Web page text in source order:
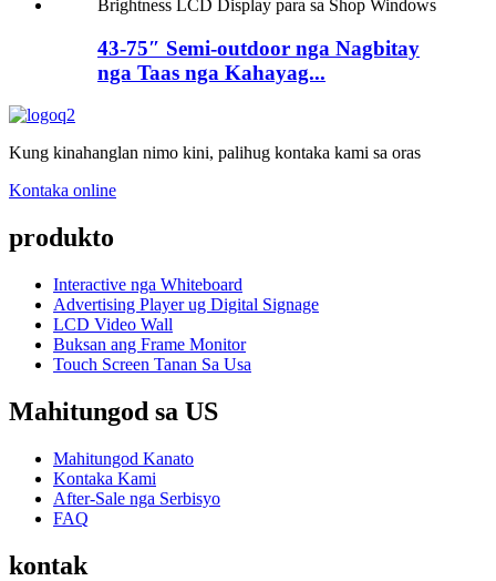
43-75″ Semi-outdoor nga Nagbitay
nga Taas nga Kahayag...
Kung kinahanglan nimo kini, palihug kontaka kami sa oras
Kontaka online
produkto
Interactive nga Whiteboard
Advertising Player ug Digital Signage
LCD Video Wall
Buksan ang Frame Monitor
Touch Screen Tanan Sa Usa
Mahitungod sa US
Mahitungod Kanato
Kontaka Kami
After-Sale nga Serbisyo
FAQ
kontak